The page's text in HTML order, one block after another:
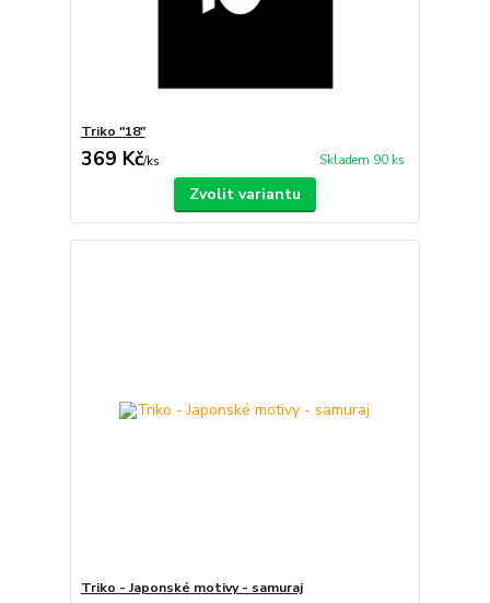
Triko "18"
369 Kč/ks Skladem 90 ks
Zvolit variantu
Triko - Japonské motivy - samuraj